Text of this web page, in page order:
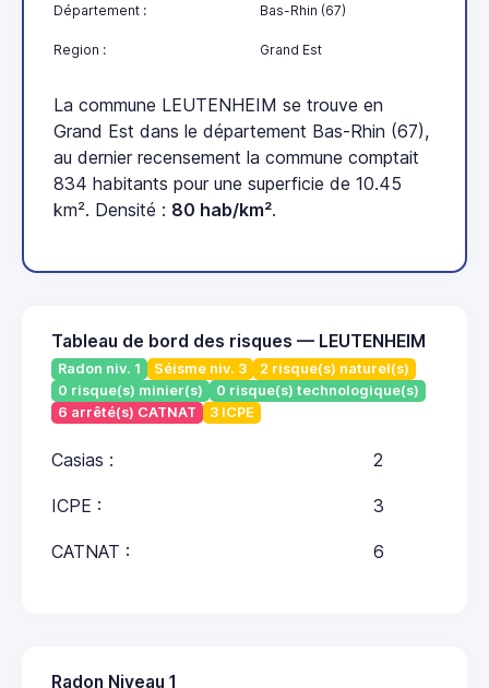
Département : Bas-Rhin (67)
Region : Grand Est
La commune LEUTENHEIM se trouve en
Grand Est dans le département Bas-Rhin (67),
au dernier recensement la commune comptait
834 habitants pour une superficie de 10.45
km². Densité : 80 hab/km².
Tableau de bord des risques — LEUTENHEIM
Radon niv. 1 Séisme niv. 3
2 risque(s) naturel(s)
0 risque(s) minier(s)
0 risque(s) technologique(s)
6 arrêté(s) CATNAT
3 ICPE
Casias : 2
ICPE : 3
CATNAT : 6
Radon Niveau 1